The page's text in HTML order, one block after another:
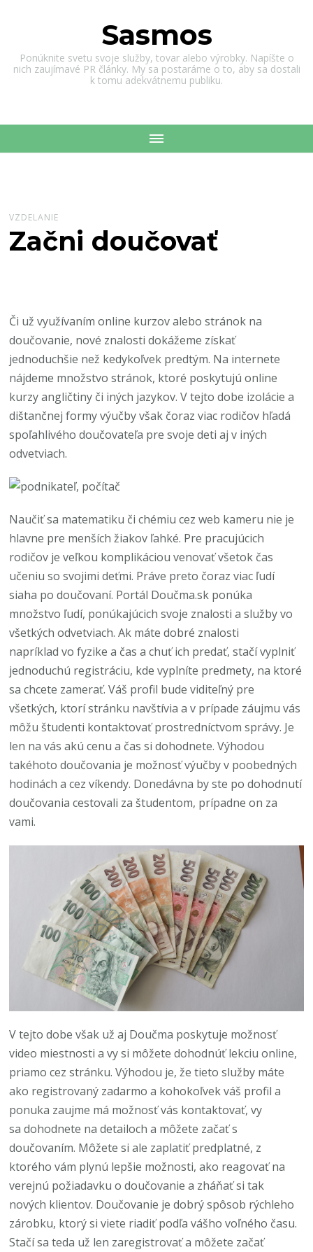
Sasmos
Ponúknite svetu svoje služby, tovar alebo výrobky. Napíšte o
nich zaujímavé PR články. My sa postaráme o to, aby sa dostali
k tomu adekvátnemu publiku.
VZDELANIE
Začni doučovať
Či už využívaním online kurzov alebo stránok na
doučovanie, nové znalosti dokážeme získať
jednoduchšie než kedykoľvek predtým. Na internete
nájdeme množstvo stránok, ktoré poskytujú online
kurzy angličtiny či iných jazykov. V tejto dobe izolácie a
dištančnej formy výučby však čoraz viac rodičov hľadá
spoľahlivého doučovateľa pre svoje deti aj v iných
odvetviach.
Naučiť sa matematiku či chémiu cez web kameru nie je
hlavne pre menších žiakov ľahké. Pre pracujúcich
rodičov je veľkou komplikáciou venovať všetok čas
učeniu so svojimi deťmi. Práve preto čoraz viac ľudí
siaha po doučovaní. Portál Doučma.sk ponúka
množstvo ľudí, ponúkajúcich svoje znalosti a služby vo
všetkých odvetviach. Ak máte dobré znalosti
napríklad vo fyzike a čas a chuť ich predať, stačí vyplniť
jednoduchú registráciu, kde vyplníte predmety, na ktoré
sa chcete zamerať. Váš profil bude viditeľný pre
všetkých, ktorí stránku navštívia a v prípade záujmu vás
môžu študenti kontaktovať prostredníctvom správy. Je
len na vás akú cenu a čas si dohodnete. Výhodou
takéhoto doučovania je možnosť výučby v poobedných
hodinách a cez víkendy. Donedávna by ste po dohodnutí
doučovania cestovali za študentom, prípadne on za
vami.
V tejto dobe však už aj Doučma poskytuje možnosť
video miestnosti a vy si môžete dohodnúť lekciu online,
priamo cez stránku. Výhodou je, že tieto služby máte
ako registrovaný zadarmo a kohokoľvek váš profil a
ponuka zaujme má možnosť vás kontaktovať, vy
sa dohodnete na detailoch a môžete začať s
doučovaním. Môžete si ale zaplatiť predplatné, z
ktorého vám plynú lepšie možnosti, ako reagovať na
verejnú požiadavku o doučovanie a zháňať si tak
nových klientov. Doučovanie je dobrý spôsob rýchleho
zárobku, ktorý si viete riadiť podľa vášho voľného času.
Stačí sa teda už len zaregistrovať a môžete začať